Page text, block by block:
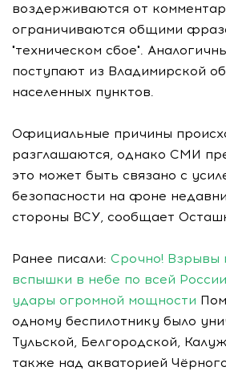
воздерживаются от
ограничиваются общими
"техническом сбое".
поступают из Владимирской
населенных пунктов.
Официальные причины
разглашаются, однако СМИ
это может быть связано с
безопасности на фоне
стороны ВСУ, сообщает
Ранее писали: Срочно! Взрывы
вспышки в небе по всей
удары огромной мощности
одному беспилотнику было
Тульской, Белгородской,
также над акваторией